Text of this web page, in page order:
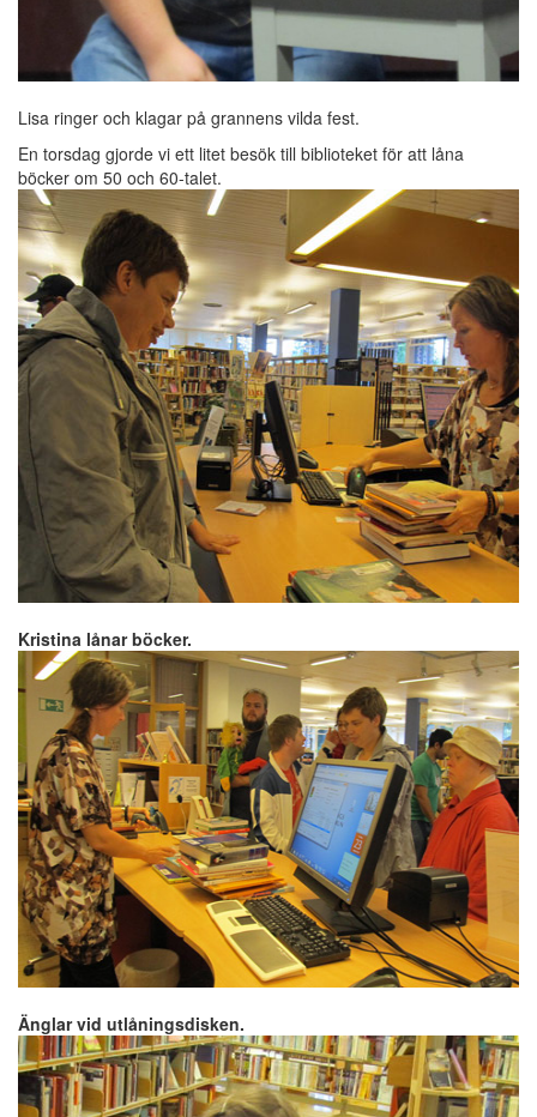
Lisa ringer och klagar på grannens vilda fest.
En torsdag gjorde vi ett litet besök till biblioteket för att låna
böcker om 50 och 60-talet.
Kristina lånar böcker.
Änglar vid utlåningsdisken.